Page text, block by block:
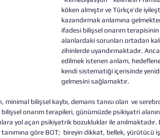
köken almıştır ve Türkçe’de
kazandırmak anlamına
ifadesi bilişsel onarım
alanlardaki sorunları ortadan
zihinlerde uyandırmaktadır.
edilmek istenen anlam,
kendi sistematiği içerisinde
gelmesini sağlamaktır.
minimal bilişsel kaybı, demans tanısı olan  ve
onarım terapileri, günümüzde psikiyatri
yol açan psikiyatrik bozukluklar ile anılmaktadır.
tanımına göre BOT;  bireyin dikkat, bellek, yürütücü